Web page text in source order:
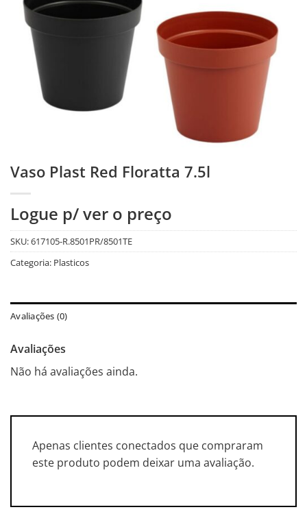
Vaso Plast Red Floratta 7.5l
Logue p/ ver o preço
SKU:617105-R.8501PR/8501TE
Categoria: Plasticos
Avaliações (0)
Avaliações
Não há avaliações ainda.
Apenas clientes conectados que compraram
este produto podem deixar uma avaliação.